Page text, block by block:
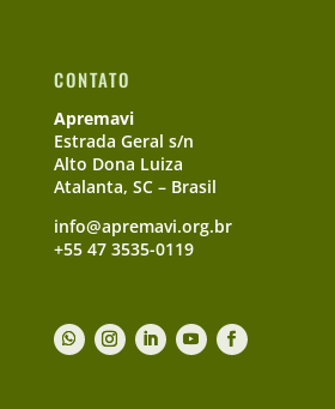
CONTATO
Apremavi
Estrada Geral s/n
Alto Dona Luiza
Atalanta, SC – Brasil
info@apremavi.org.br
+55 47 3535-0119